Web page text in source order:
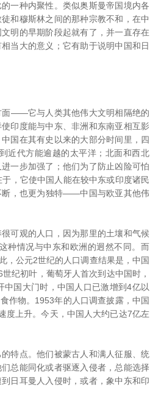
一种内聚性。类似奥斯曼帝国境内各
和穆斯林之间的那种宗教不和，在中
明的早期阶段起就有了，并一直存在
当大的意义；它有助于说明中国和日
――它与人类其他伟大文明相隔绝的
印度能与中东、非洲和东南亚相互影
国在其有史以来的大部分时间里，四
近代方能逾越的太平洋；北面和西北
一步加强了；他们为了防止凶险可怕
，它使中国人能在较中东或印度诸民
断，也更为独特――中国与欧亚其他伟
可观的人口，因为那里的土壤和气候
种情况与中东和欧洲的迥然不同。而
，公元2世纪的人口调查结果是，中国
纪初叶，葡萄牙人首次到达中国时，
国大门时，中国人口已激增到4亿以
作物。1953年的人口调查披露，中国
度上升。今天，中国人大约已达7亿左
特点。他们被蒙古人和满人征服、统
总能同化或者驱逐入侵者，总能选择
日耳曼人入侵时，或者，象中东和印